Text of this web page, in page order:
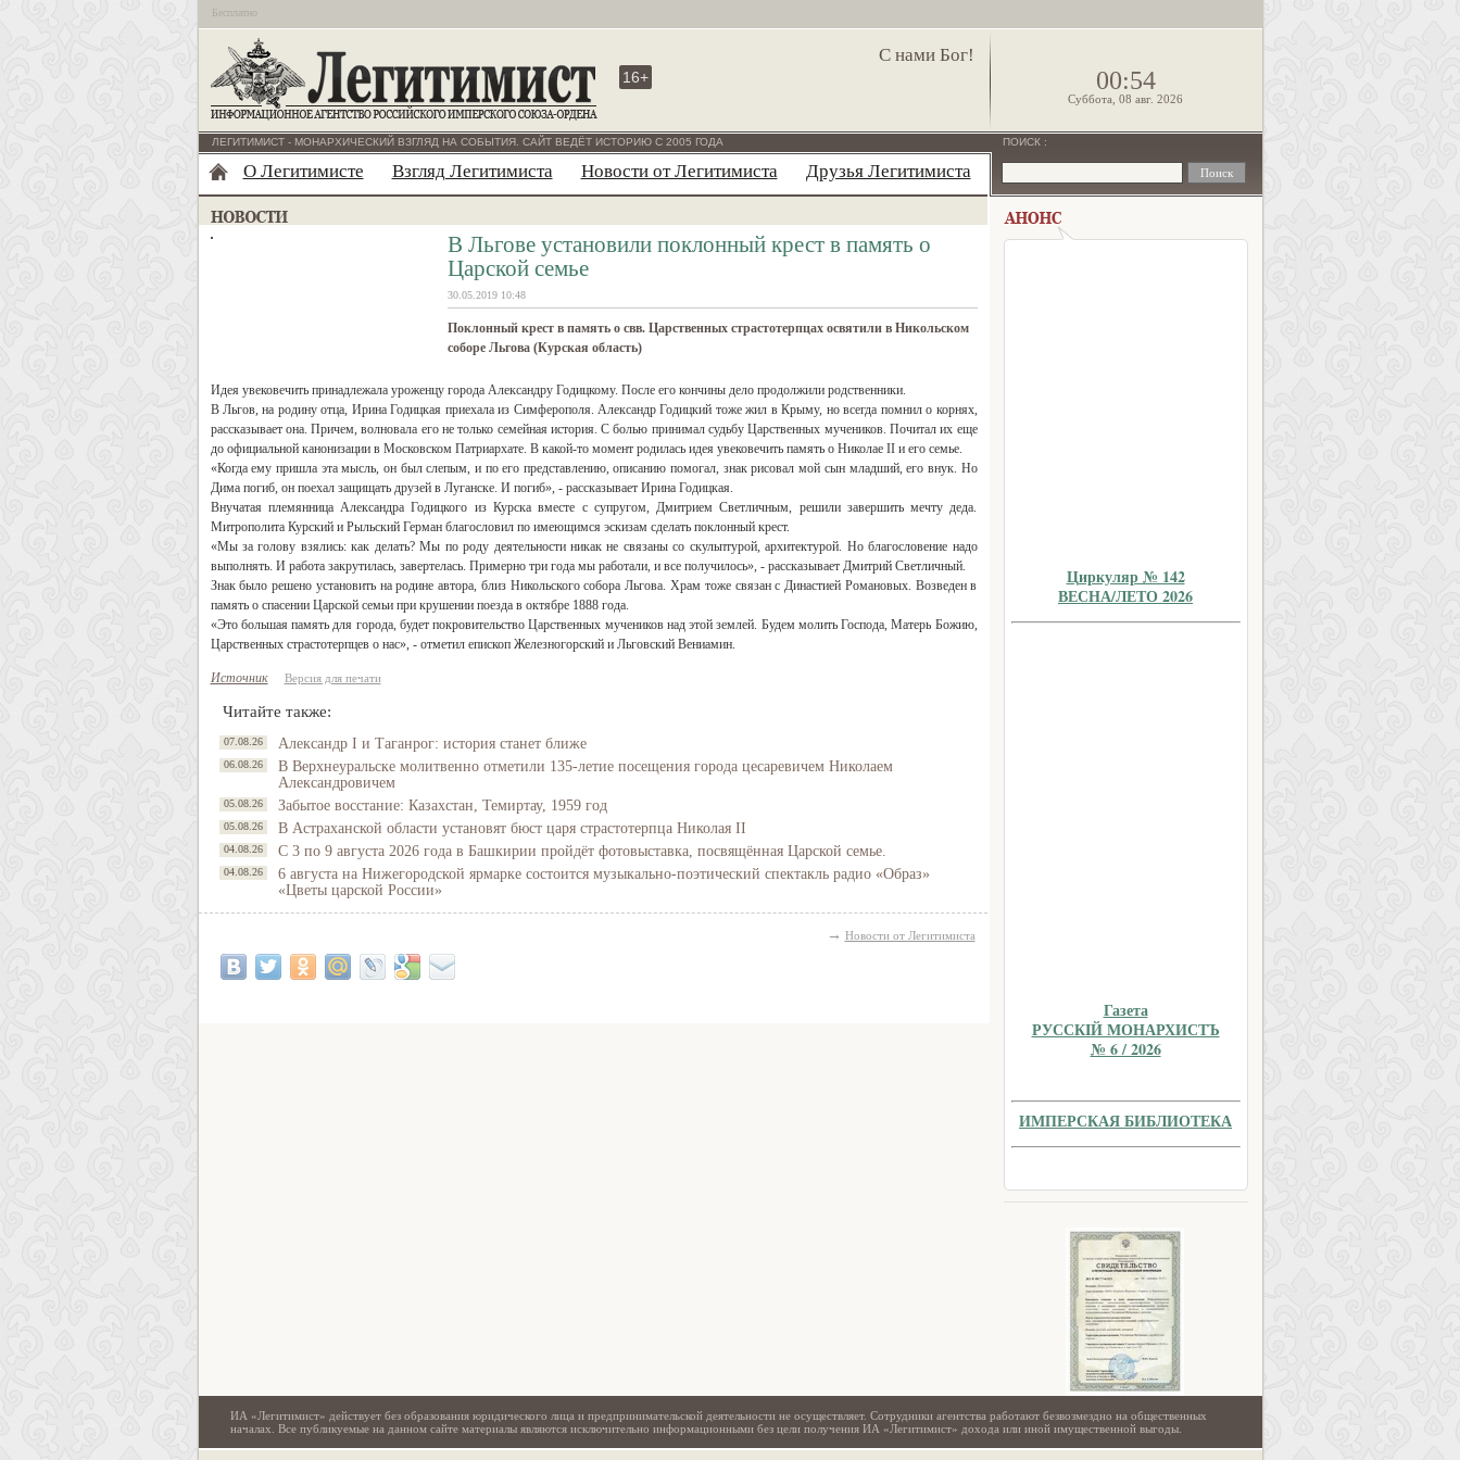
Бесплатно
С нами Бог!
16+ 00:54
Суббота, 08 авг. 2026
ЛЕГИТИМИСТ - МОНАРХИЧЕСКИЙ ВЗГЛЯД НА СОБЫТИЯ. САЙТ ВЕДЁТ ИСТОРИЮ С 2005 ГОДА
О Легитимисте Взгляд Легитимиста Новости от Легитимиста Друзья Легитимиста
В Льгове установили поклонный крест в память о
Царской семье
30.05.2019 10:48
Поклонный крест в память о свв. Царственных страстотерпцах освятили в Никольском
соборе Льгова (Курская область)
Идея увековечить принадлежала уроженцу города Александру Годицкому. После его кончины дело продолжили родственники.
В Льгов, на родину отца, Ирина Годицкая приехала из Симферополя. Александр Годицкий тоже жил в Крыму, но всегда помнил о корнях,
рассказывает она. Причем, волновала его не только семейная история. С болью принимал судьбу Царственных мучеников. Почитал их еще
до официальной канонизации в Московском Патриархате. В какой-то момент родилась идея увековечить память о Николае II и его семье.
«Когда ему пришла эта мысль, он был слепым, и по его представлению, описанию помогал, знак рисовал мой сын младший, его внук. Но
Дима погиб, он поехал защищать друзей в Луганске. И погиб», - рассказывает Ирина Годицкая.
Внучатая племянница Александра Годицкого из Курска вместе с супругом, Дмитрием Светличным, решили завершить мечту деда.
Митрополита Курский и Рыльский Герман благословил по имеющимся эскизам сделать поклонный крест.
«Мы за голову взялись: как делать? Мы по роду деятельности никак не связаны со скульптурой, архитектурой. Но благословение надо
выполнять. И работа закрутилась, завертелась. Примерно три года мы работали, и все получилось», - рассказывает Дмитрий Светличный.
Знак было решено установить на родине автора, близ Никольского собора Льгова. Храм тоже связан с Династией Романовых. Возведен в
память о спасении Царской семьи при крушении поезда в октябре 1888 года.
«Это большая память для города, будет покровительство Царственных мучеников над этой землей. Будем молить Господа, Матерь Божию,
Царственных страстотерпцев о нас», - отметил епископ Железногорский и Льговский Вениамин.
Источник Версия для печати
Читайте также:
07.08.26 Александр I и Таганрог: история станет ближе
06.08.26
В Верхнеуральске молитвенно отметили 135-летие посещения города цесаревичем Николаем
Александровичем
05.08.26 Забытое восстание: Казахстан, Темиртау, 1959 год
05.08.26 В Астраханской области установят бюст царя страстотерпца Николая II
04.08.26 С 3 по 9 августа 2026 года в Башкирии пройдёт фотовыставка, посвящённая Царской семье.
04.08.26
6 августа на Нижегородской ярмарке состоится музыкально-поэтический спектакль радио «Образ»
«Цветы царской России»
→ Новости от Легитимиста
ПОИСК :
Циркуляр № 142
ВЕСНА/ЛЕТО 2026
Газета
РУССКIЙ МОНАРХИСТЪ
№ 6 / 2026
ИМПЕРСКАЯ БИБЛИОТЕКА
ИА «Легитимист» действует без образования юридического лица и предпринимательской деятельности не осуществляет. Сотрудники агентства работают безвозмездно на общественных
началах. Все публикуемые на данном сайте материалы являются исключительно информационными без цели получения ИА «Легитимист» дохода или иной имущественной выгоды.